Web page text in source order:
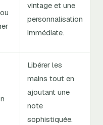
vintage et une
personnalisation
immédiate.
Libérer les
mains tout en
ajoutant une
note
sophistiquée.